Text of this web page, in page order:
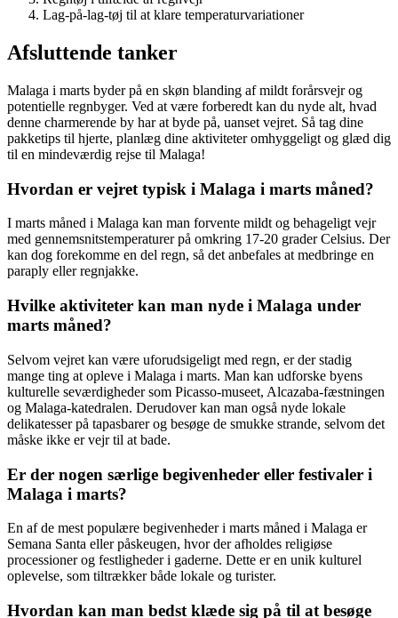
Lag-på-lag-tøj til at klare temperaturvariationer
Afsluttende tanker
Malaga i marts byder på en skøn blanding af mildt forårsvejr og
potentielle regnbyger. Ved at være forberedt kan du nyde alt, hvad
denne charmerende by har at byde på, uanset vejret. Så tag dine
pakketips til hjerte, planlæg dine aktiviteter omhyggeligt og glæd dig
til en mindeværdig rejse til Malaga!
Hvordan er vejret typisk i Malaga i marts måned?
I marts måned i Malaga kan man forvente mildt og behageligt vejr
med gennemsnitstemperaturer på omkring 17-20 grader Celsius. Der
kan dog forekomme en del regn, så det anbefales at medbringe en
paraply eller regnjakke.
Hvilke aktiviteter kan man nyde i Malaga under
marts måned?
Selvom vejret kan være uforudsigeligt med regn, er der stadig
mange ting at opleve i Malaga i marts. Man kan udforske byens
kulturelle seværdigheder som Picasso-museet, Alcazaba-fæstningen
og Malaga-katedralen. Derudover kan man også nyde lokale
delikatesser på tapasbarer og besøge de smukke strande, selvom det
måske ikke er vejr til at bade.
Er der nogen særlige begivenheder eller festivaler i
Malaga i marts?
En af de mest populære begivenheder i marts måned i Malaga er
Semana Santa eller påskeugen, hvor der afholdes religiøse
processioner og festligheder i gaderne. Dette er en unik kulturel
oplevelse, som tiltrækker både lokale og turister.
Hvordan kan man bedst klæde sig på til at besøge